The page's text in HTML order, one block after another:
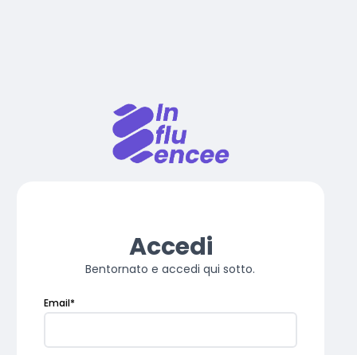
Accedi
Bentornato e accedi qui sotto.
Email*